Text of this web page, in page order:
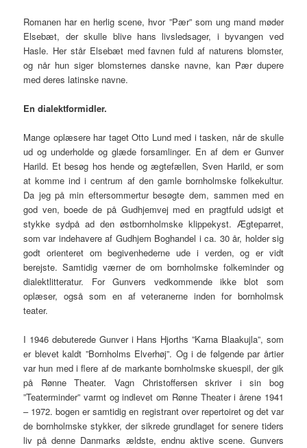
Romanen har en herlig scene, hvor ”Pær” som ung mand møder
Elsebæt, der skulle blive hans livsledsager, i byvangen ved
Hasle. Her står Elsebæt med favnen fuld af naturens blomster,
og når hun siger blomsternes danske navne, kan Pær dupere
med deres latinske navne.
En dialektformidler.
Mange oplæsere har taget Otto Lund med i tasken, når de skulle
ud og underholde og glæde forsamlinger. En af dem er Gunver
Harild. Et besøg hos hende og ægtefællen, Sven Harild, er som
at komme ind i centrum af den gamle bornholmske folkekultur.
Da jeg på min eftersommertur besøgte dem, sammen med en
god ven, boede de på Gudhjemvej med en pragtfuld udsigt et
stykke sydpå ad den østbornholmske klippekyst. Ægteparret,
som var indehavere af Gudhjem Boghandel i ca. 30 år, holder sig
godt orienteret om begivenhederne ude i verden, og er vidt
berejste. Samtidig værner de om bornholmske folkeminder og
dialektlitteratur. For Gunvers vedkommende ikke blot som
oplæser, også som en af veteranerne inden for bornholmsk
teater.
I 1946 debuterede Gunver i Hans Hjorths ”Karna Blaakujla”, som
er blevet kaldt ”Bornholms Elverhøj”. Og i de følgende par årtier
var hun med i flere af de markante bornholmske skuespil, der gik
på Rønne Theater. Vagn Christoffersen skriver i sin bog
”Teaterminder” varmt og indlevet om Rønne Theater i årene 1941
– 1972. bogen er samtidig en registrant over repertoiret og det var
de bornholmske stykker, der sikrede grundlaget for senere tiders
liv på denne Danmarks ældste, endnu aktive scene. Gunvers